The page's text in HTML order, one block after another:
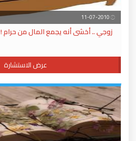
زوجي .. أخشى أنه يجمع المال من حرام !
عرض الاستشارة